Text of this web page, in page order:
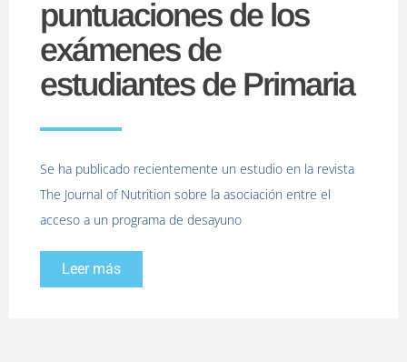
puntuaciones de los
exámenes de
estudiantes de Primaria
Se ha publicado recientemente un estudio en la revista
The Journal of Nutrition sobre la asociación entre el
acceso a un programa de desayuno
Leer más